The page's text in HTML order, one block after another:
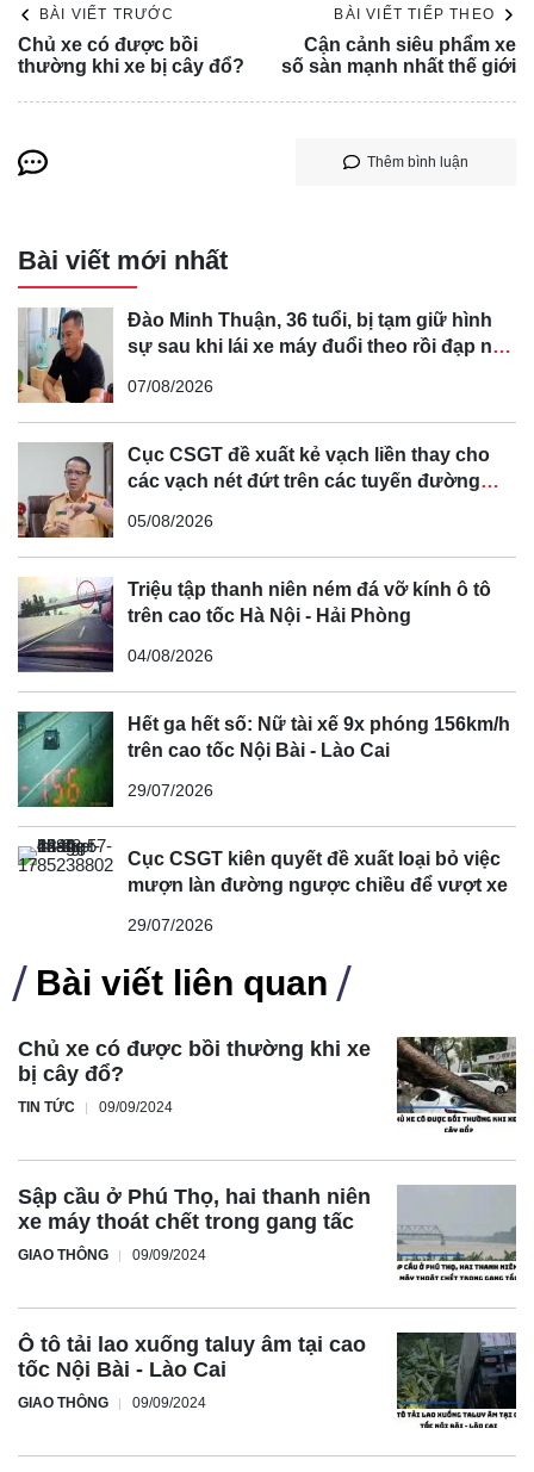
BÀI VIẾT TRƯỚC
Chủ xe có được bồi
thường khi xe bị cây đổ?
BÀI VIẾT TIẾP THEO
Cận cảnh siêu phẩm xe
số sàn mạnh nhất thế giới
Thêm bình luận
Bài viết mới nhất
Đào Minh Thuận, 36 tuổi, bị tạm giữ hình
sự sau khi lái xe máy đuổi theo rồi đạp ngã
07/08/2026
Cục CSGT đề xuất kẻ vạch liền thay cho
các vạch nét đứt trên các tuyến đường
05/08/2026
Triệu tập thanh niên ném đá vỡ kính ô tô
trên cao tốc Hà Nội - Hải Phòng
04/08/2026
Hết ga hết số: Nữ tài xế 9x phóng 156km/h
trên cao tốc Nội Bài - Lào Cai
29/07/2026
Cục CSGT kiên quyết đề xuất loại bỏ việc
mượn làn đường ngược chiều để vượt xe
29/07/2026
Bài viết liên quan
Chủ xe có được bồi thường khi xe
bị cây đổ?
TIN TỨC 09/09/2024
Sập cầu ở Phú Thọ, hai thanh niên
xe máy thoát chết trong gang tấc
GIAO THÔNG 09/09/2024
Ô tô tải lao xuống taluy âm tại cao
tốc Nội Bài - Lào Cai
GIAO THÔNG 09/09/2024